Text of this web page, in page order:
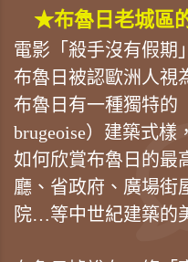
★布魯日老城區
電影「殺手沒有假期
布魯日被認歐洲人視
布魯日有一種獨特的
brugeoise）建築式樣
如何欣賞布魯日的最
廳、省政府、廣場街
院…等中世紀建築的